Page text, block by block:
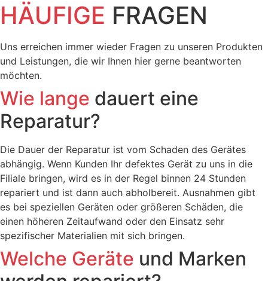
HÄUFIGE FRAGEN
Uns erreichen immer wieder Fragen zu unseren Produkten
und Leistungen, die wir Ihnen hier gerne beantworten
möchten.
Wie lange dauert eine
Reparatur?
Die Dauer der Reparatur ist vom Schaden des Gerätes
abhängig. Wenn Kunden Ihr defektes Gerät zu uns in die
Filiale bringen, wird es in der Regel binnen 24 Stunden
repariert und ist dann auch abholbereit. Ausnahmen gibt
es bei speziellen Geräten oder größeren Schäden, die
einen höheren Zeitaufwand oder den Einsatz sehr
spezifischer Materialien mit sich bringen.
Welche Geräte und Marken